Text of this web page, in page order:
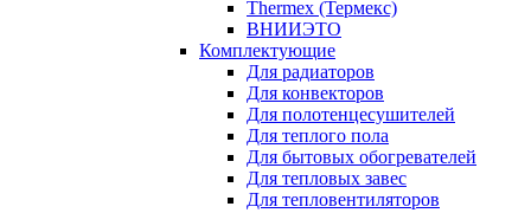
Thermex (Термекс)
ВНИИЭТО
Комплектующие
Для радиаторов
Для конвекторов
Для полотенцесушителей
Для теплого пола
Для бытовых обогревателей
Для тепловых завес
Для тепловентиляторов